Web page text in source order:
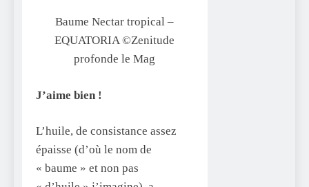
Baume Nectar tropical –
EQUATORIA ©Zenitude
profonde le Mag
J’aime bien !
L’huile, de consistance assez
épaisse (d’où le nom de
« baume » et non pas